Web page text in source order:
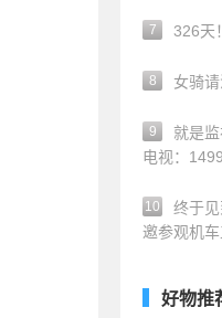
7 326天
8 女骑
9
就是
电视：
10
终于
邀参观机
好物推